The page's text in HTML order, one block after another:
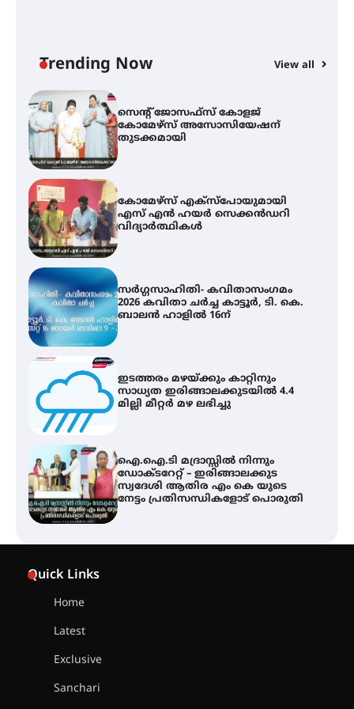
Trending Now View all
വെള്ളിയാഴ്ച സ്‌ക്രീൻ ചെയ്യുന്നു
സെന്റ് ജോസഫ്സ് കോളജ്
കോമേഴ്‌സ് അസോസിയേഷന്
തുടക്കമായി
കോമേഴ്സ് എക്സ്പോയുമായി
എസ് എൻ ഹയർ സെക്കൻഡറി
വിദ്യാർത്ഥികൾ
സർഗ്ഗസാഹിതി- കവിതാസംഗമം
2026 കവിതാ ചർച്ച കാട്ടൂർ, ടി. കെ.
ബാലൻ ഹാളിൽ 16ന്
ഇടത്തരം മഴയ്ക്കും കാറ്റിനും
സാധ്യത ഇരിങ്ങാലക്കുടയിൽ 4.4
മില്ലി മീറ്റർ മഴ ലഭിച്ചു
ഐ.ഐ.ടി മദ്രാസ്സിൽ നിന്നും
ഡോക്ടറേറ്റ് – ഇരിങ്ങാലക്കുട
സ്വദേശി ആതിര എം കെ യുടെ
നേട്ടം പ്രതിസന്ധികളോട് പൊരുതി
Quick Links
Home
Latest
Exclusive
Sanchari